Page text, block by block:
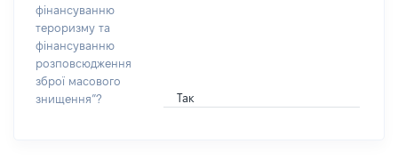
фінансуванню
тероризму та
фінансуванню
розповсюдження
зброї масового
знищення”?
Так